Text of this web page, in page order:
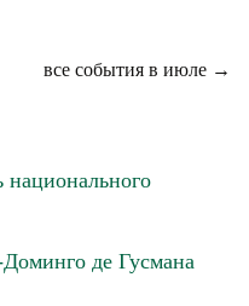
все события в июле →
национального
де Гусмана